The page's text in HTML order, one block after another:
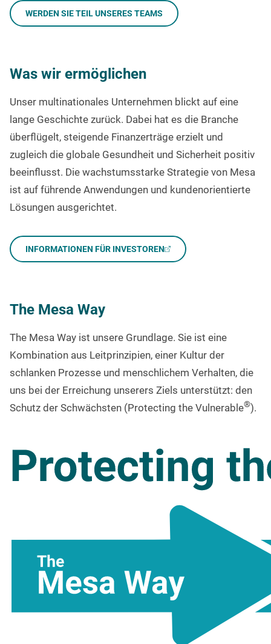
WERDEN SIE TEIL UNSERES TEAMS
Was wir ermöglichen
Unser multinationales Unternehmen blickt auf eine
lange Geschichte zurück. Dabei hat es die Branche
überflügelt, steigende Finanzerträge erzielt und
zugleich die globale Gesundheit und Sicherheit positiv
beeinflusst. Die wachstumsstarke Strategie von Mesa
ist auf führende Anwendungen und kundenorientierte
Lösungen ausgerichtet.
INFORMATIONEN FÜR INVESTOREN
The Mesa Way
The Mesa Way ist unsere Grundlage. Sie ist eine
Kombination aus Leitprinzipien, einer Kultur der
schlanken Prozesse und menschlichem Verhalten, die
uns bei der Erreichung unserers Ziels unterstützt: den
Schutz der Schwächsten (Protecting the Vulnerable®).